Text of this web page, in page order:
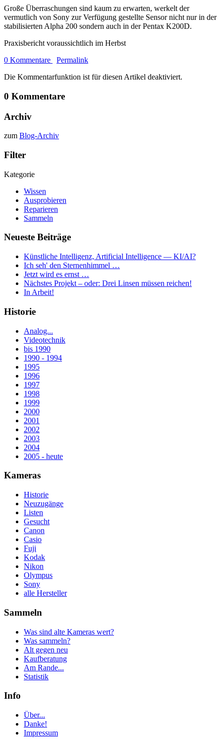
Große Überraschungen sind kaum zu erwarten, werkelt der
vermutlich von Sony zur Verfügung gestellte Sensor nicht nur in der
stabilisierten Alpha 200 sondern auch in der Pentax K200D.
Praxisbericht voraussichtlich im Herbst
0 Kommentare
Permalink
Die Kommentarfunktion ist für diesen Artikel deaktiviert.
0 Kommentare
Archiv
zum Blog-Archiv
Filter
Kategorie
Wissen
Ausprobieren
Reparieren
Sammeln
Neueste Beiträge
Künstliche Intelligenz, Artificial Intelligence — KI/AI?
Ich seh' den Sternenhimmel …
Jetzt wird es ernst …
Nächstes Projekt – oder: Drei Linsen müssen reichen!
In Arbeit!
Historie
Analog...
Videotechnik
bis 1990
1990 - 1994
1995
1996
1997
1998
1999
2000
2001
2002
2003
2004
2005 - heute
Kameras
Historie
Neuzugänge
Listen
Gesucht
Canon
Casio
Fuji
Kodak
Nikon
Olympus
Sony
alle Hersteller
Sammeln
Was sind alte Kameras wert?
Was sammeln?
Alt gegen neu
Kaufberatung
Am Rande...
Statistik
Info
Über...
Danke!
Impressum